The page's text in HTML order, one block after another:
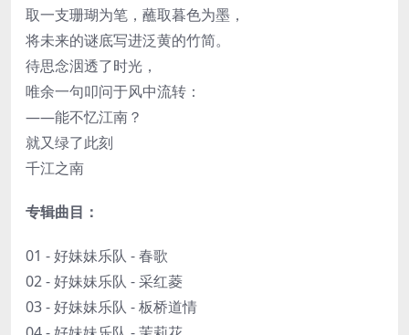
取一支珊瑚为笔，蘸取暮色为墨，
将未来的谜底写进泛黄的竹简。
待思念洇透了时光，
唯余一句叩问于风中流转：
——能不忆江南？
就又绿了此刻
千江之南
专辑曲目：
01 - 好妹妹乐队 - 春歌
02 - 好妹妹乐队 - 采红菱
03 - 好妹妹乐队 - 板桥道情